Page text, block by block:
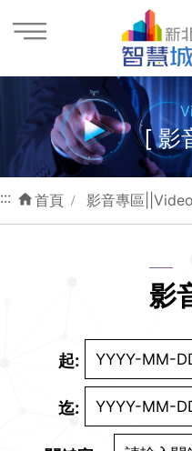
[ 影
::: 首頁 影音專區
影
起
迄